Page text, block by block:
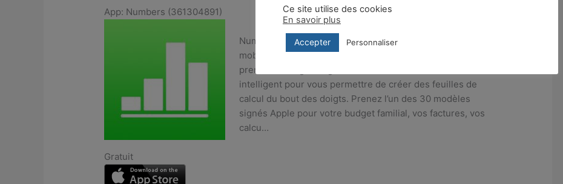
App: Numbers (361304891)
Numbers est l’app de tableur par excellence pour appareil
mobile. Conçue pour iPad, iPhone et iPod touch, elle
prend en charge les gestes Multi-Touch et le zoom
intelligent pour vous permettre de créer des feuilles de
calcul du bout des doigts. Prenez l’un des 30 modèles
signés Apple pour votre budget familial, vos factures, vos
calcu…
Gratuit
Ce site utilise des cookies
En savoir plus
Accepter Personnaliser